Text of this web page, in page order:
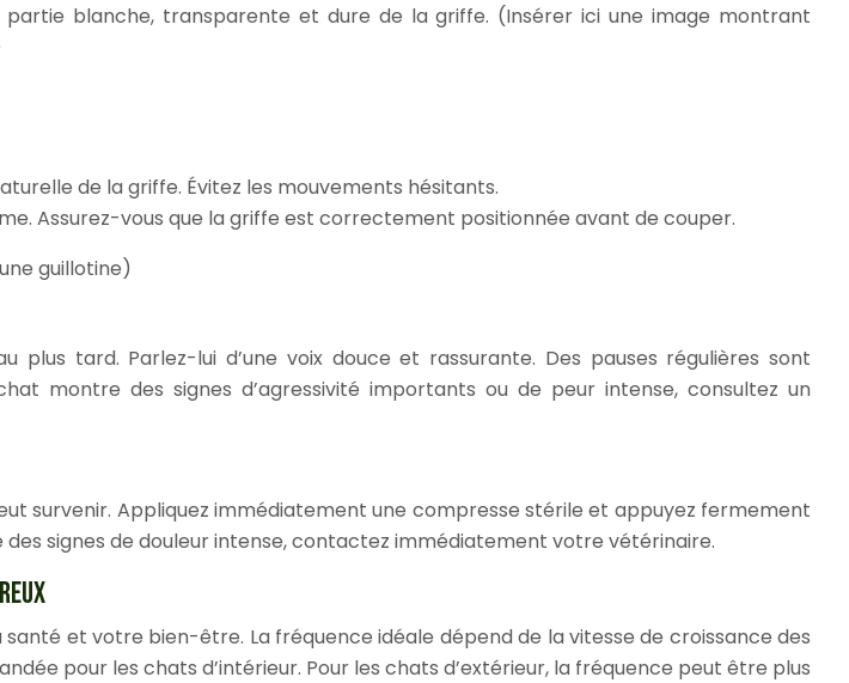
blanche, transparente et dure de la griffe. (Insérer ici une image montrant
de la griffe. Évitez les mouvements hésitants.
Assurez-vous que la griffe est correctement positionnée avant de couper.
guillotine)
tard. Parlez-lui d’une voix douce et rassurante. Des pauses régulières sont
montre des signes d’agressivité importants ou de peur intense, consultez un
survenir. Appliquez immédiatement une compresse stérile et appuyez fermement
signes de douleur intense, contactez immédiatement votre vétérinaire.
et votre bien-être. La fréquence idéale dépend de la vitesse de croissance des
pour les chats d’intérieur. Pour les chats d’extérieur, la fréquence peut être plus